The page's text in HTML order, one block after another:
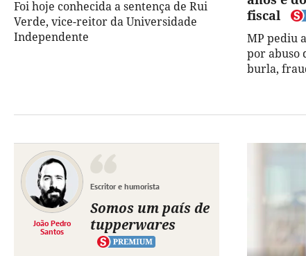
Foi hoje conhecida a sentença de Rui
Verde, vice-reitor da Universidade
Independente
fiscal
MP pediu
por abuso
burla,
João Pedro
Santos
Escritor e humorista
Somos um país de
tupperwares